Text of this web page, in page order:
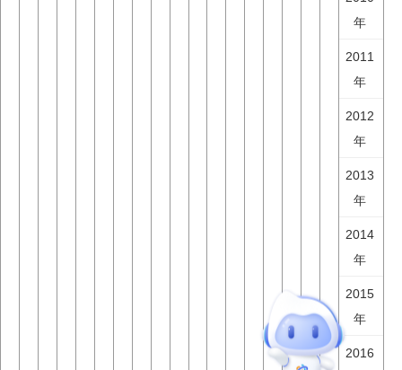
年
2011
年
2012
年
2013
年
2014
年
2015
年
2016